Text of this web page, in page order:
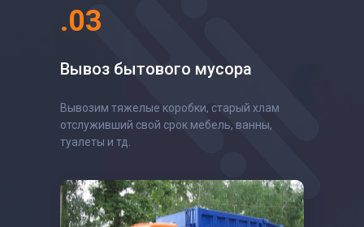
.03
Вывоз бытового мусора
Вывозим тяжелые коробки, старый хлам
отслуживший свой срок мебель, ванны,
туалеты и тд.